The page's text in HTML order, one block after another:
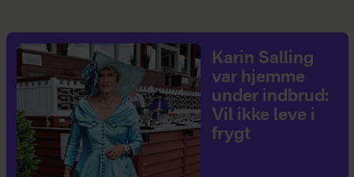
Karin Salling
var hjemme
under indbrud:
Vil ikke leve i
frygt